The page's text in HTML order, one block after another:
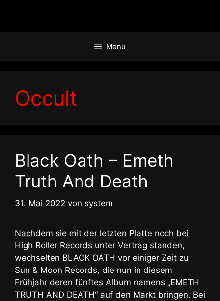
Menü
Occult
Black Oath – Emeth
Truth And Death
31. Mai 2022 von system
Nachdem sie mit der letzten Platte noch bei
High Roller Records unter Vertrag standen,
wechselten BLACK OATH vor einiger Zeit zu
Sun & Moon Records, die nun in diesem
Frühjahr deren fünftes Album namens „EMETH
TRUTH AND DEATH“ auf den Markt bringen. Bei